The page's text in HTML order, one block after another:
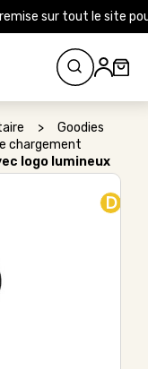
sur tout le site
>
Goodies
chargement
logo lumineux
D